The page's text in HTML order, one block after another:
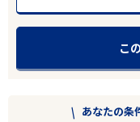
こ
あなたの条